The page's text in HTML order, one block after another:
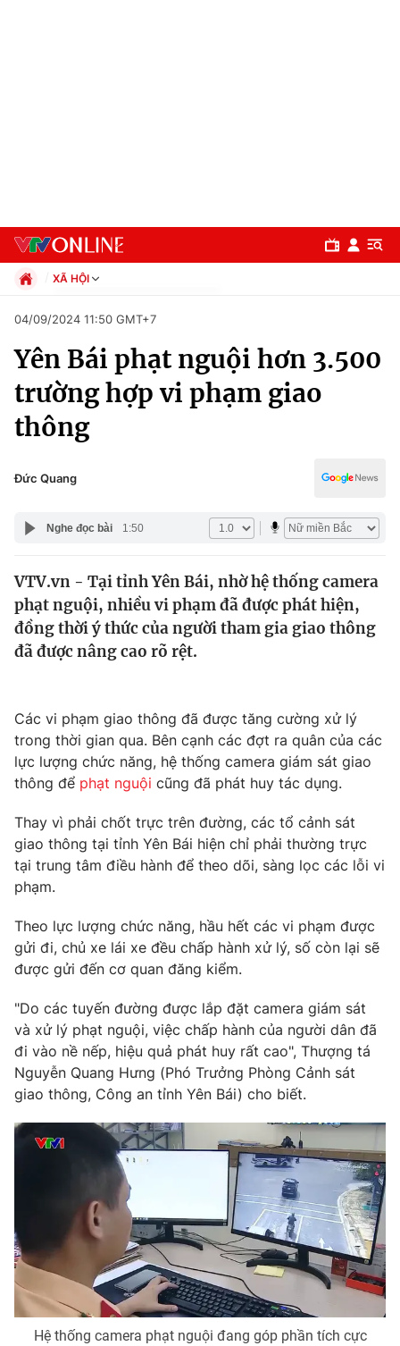
Chuyên mục
Chính trị
Thế giới
Tin tức
Câu chuyện quốc tế
Kinh tế
Thị trường
Góc doanh nghiệp
Dữ liệu và đời sống
Truyền hình
Hậu trường
Nhân vật
Giải sao mai
Giải trí
Điện ảnh
Âm nhạc
Sao
Đời sống
Làm đẹp
Chất lượng cuộc sống
Giáo dục
Tuyển sinh
Học trực tuyến
Công nghệ
Hitech Công nghệ tương lai
Sản phẩm
Thị trường
Tư vấn
Giao lưu trực tuyến
Lịch phát sóng
Chuyên mục khác
Podcast
Photo Infographic
Video Shorts video
VTV Money VTV Thể thao
XÃ HỘI
Xã hội
Pháp luật
Thể thao
Truyền hình
Văn hóa - Giải trí
Đời sống
Giáo dục
04/09/2024 11:50 GMT+7
Yên Bái phạt nguội hơn 3.500
trường hợp vi phạm giao
thông
Đức Quang
Nghe đọc bài 1:50
VTV.vn - Tại tỉnh Yên Bái, nhờ hệ thống camera
phạt nguội, nhiều vi phạm đã được phát hiện,
đồng thời ý thức của người tham gia giao thông
đã được nâng cao rõ rệt.
Các vi phạm giao thông đã được tăng cường xử lý
trong thời gian qua. Bên cạnh các đợt ra quân của các
lực lượng chức năng, hệ thống camera giám sát giao
thông để phạt nguội cũng đã phát huy tác dụng.
Thay vì phải chốt trực trên đường, các tổ cảnh sát
giao thông tại tỉnh Yên Bái hiện chỉ phải thường trực
tại trung tâm điều hành để theo dõi, sàng lọc các lỗi vi
phạm.
Theo lực lượng chức năng, hầu hết các vi phạm được
gửi đi, chủ xe lái xe đều chấp hành xử lý, số còn lại sẽ
được gửi đến cơ quan đăng kiểm.
"Do các tuyến đường được lắp đặt camera giám sát
và xử lý phạt nguội, việc chấp hành của người dân đã
đi vào nề nếp, hiệu quả phát huy rất cao", Thượng tá
Nguyễn Quang Hưng (Phó Trưởng Phòng Cảnh sát
giao thông, Công an tỉnh Yên Bái) cho biết.
Hệ thống camera phạt nguội đang góp phần tích cực